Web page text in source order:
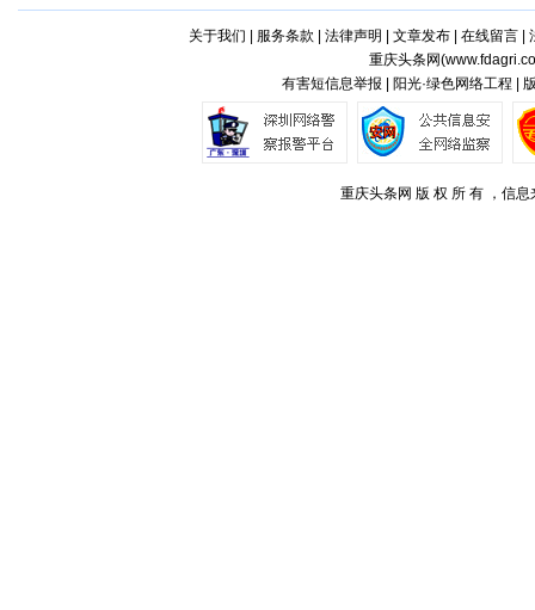
关于我们 服务条款 法律声明 文章发布| 在线留言|
重庆头条网(
有害短信息举报 | 阳光·绿色网络工程 |
重庆头条网 版 权 所 有 ，信